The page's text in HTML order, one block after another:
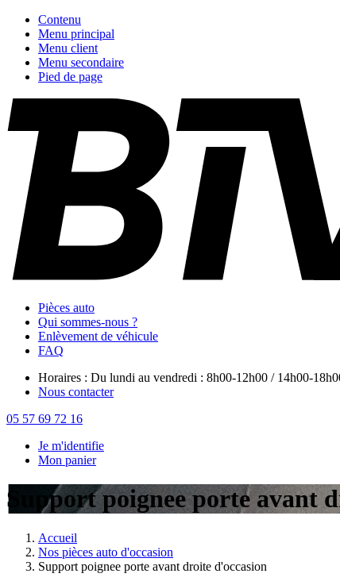
Contenu
Menu principal
Menu client
Menu secondaire
Pied de page
Pièces auto
Qui sommes-nous ?
Enlèvement de véhicule
FAQ
Horaires : Du lundi au vendredi : 8h00-12h00 / 14h00-
Nous contacter
05 57 69 72 16
Je m'identifie
Mon panier
Support poignee porte avant
Accueil
Nos pièces auto d'occasion
Support poignee porte avant droite d'occasion